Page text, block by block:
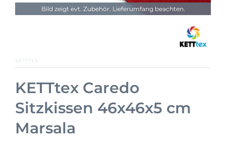
Bild zeigt evt. Zubehör. Lieferumfang beachten.
KETTTEX
KETTtex Caredo
Sitzkissen 46x46x5 cm
Marsala